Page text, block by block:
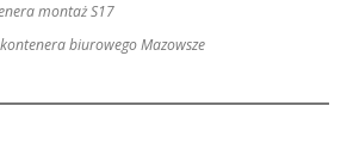
montaż S17
biurowego Mazowsze